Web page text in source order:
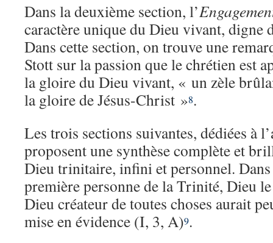
Dans la deuxième section, l’
caractère unique du Dieu vivant, digne
Dans cette section, on trouve une
Stott sur la passion que le chrétien est
la gloire du Dieu vivant, « un zèle
la gloire de Jésus-Christ »8.
Les trois sections suivantes, dédiées à
proposent une synthèse complète et
Dieu trinitaire, infini et personnel.
première personne de la Trinité, Dieu
Dieu créateur de toutes choses aurait
mise en évidence (I, 3, A)9.